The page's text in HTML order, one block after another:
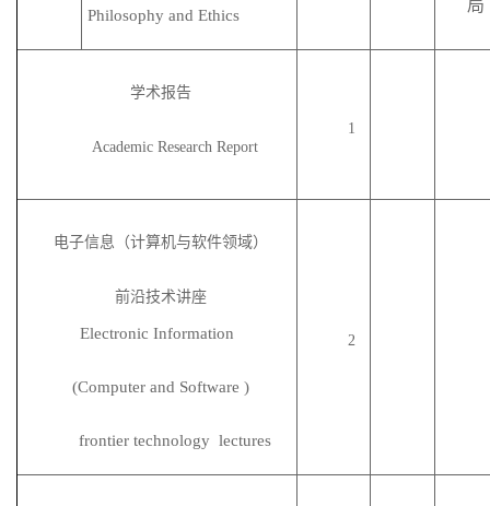
Philosophy and Ethics
学术报告
Academic Research Report
1
电子信息（计算机与软件领域）
前沿技术讲座
Electronic Information
(Computer and Software )
frontiertechnology lectures
2